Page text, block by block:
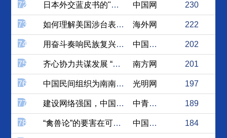
72 日本外交蓝皮书的"友华"措... 中国网 230
73 如何理解美国涉台表态“前紧... 海外网 222
74 用奋斗奏响民族复兴路上的青... 中国江西网 202
75 齐心协力共谋发展 “一带一... 南方网 201
76 中国民间组织为南南合作注入... 光明网 197
77 建设网络强国，中国步伐铿锵... 中青在线 189
78 “禽兽论”的要害在可怕的意... 中国台湾网 184